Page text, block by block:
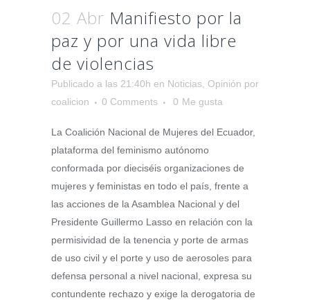
02 Abr Manifiesto por la
paz y por una vida libre
de violencias
Publicado a las 21:40h en Noticias Opinión por
coalicion
0 Comments 0 Me gusta
La Coalición Nacional de Mujeres del Ecuador,
plataforma del feminismo autónomo
conformada por dieciséis organizaciones de
mujeres y feministas en todo el país, frente a
las acciones de la Asamblea Nacional y del
Presidente Guillermo Lasso en relación con la
permisividad de la tenencia y porte de armas
de uso civil y el porte y uso de aerosoles para
defensa personal a nivel nacional, expresa su
contundente rechazo y exige la derogatoria de